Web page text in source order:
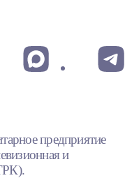
предприятие
и